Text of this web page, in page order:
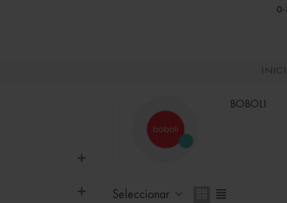
BOBOLI
Seleccionar